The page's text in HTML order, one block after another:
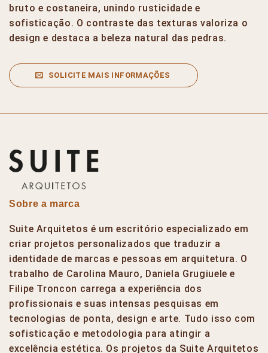
bruto e costaneira, unindo rusticidade e
sofisticação. O contraste das texturas valoriza o
design e destaca a beleza natural das pedras.
SOLICITE MAIS INFORMAÇÕES
Sobre a marca
Suite Arquitetos é um escritório especializado em
criar projetos personalizados que traduzir a
identidade de marcas e pessoas em arquitetura. O
trabalho de Carolina Mauro, Daniela Grugiuele e
Filipe Troncon carrega a experiência dos
profissionais e suas intensas pesquisas em
tecnologias de ponta, design e arte. Tudo isso com
sofisticação e metodologia para atingir a
excelência estética. Os projetos da Suite Arquitetos